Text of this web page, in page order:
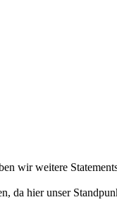
wir weitere
da hier unser